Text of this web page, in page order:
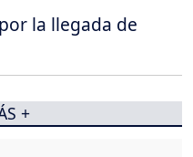
la llegada de
+